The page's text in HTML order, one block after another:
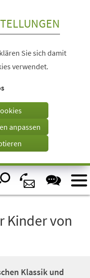
Sie sich damit
verwendet.
anpassen
Kinder von
Klassik und